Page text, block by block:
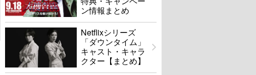
ン情報まとめ
Netflixシリーズ
「ダウンタイム」
キャスト・キャラ
クター【まとめ】